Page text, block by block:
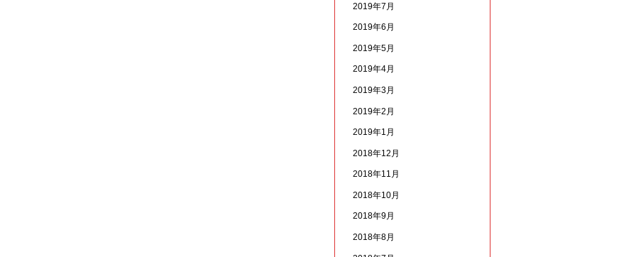
2019年7月
2019年6月
2019年5月
2019年4月
2019年3月
2019年2月
2019年1月
2018年12月
2018年11月
2018年10月
2018年9月
2018年8月